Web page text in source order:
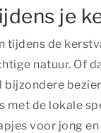
je
tijdens de
natuur. Of
bijzondere
met de lokale
voor jong